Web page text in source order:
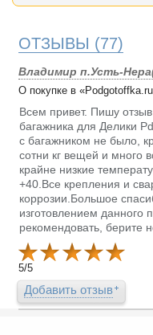
ОТЗЫВЫ (77)
Владимир п.Усть-
О покупке в
Всем привет. Пишу отзыв
багажника для Делики
с багажником не было,
сотни кг вещей и много
крайне низкие
+40.Все крепления и
коррозии.Большое
изготовлением данного
рекомендовать, берите
5/5
Добавить отзыв